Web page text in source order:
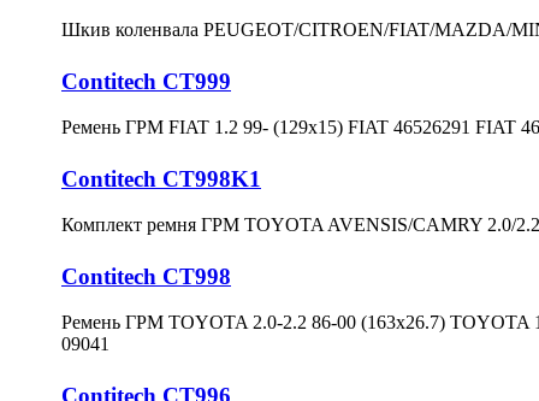
Шкив коленвала PEUGEOT/CITROEN/FIAT/MAZDA/
Contitech CT999
Ремень ГРМ FIAT 1.2 99- (129x15) FIAT 46526291 FIAT
Contitech CT998K1
Комплект ремня ГРМ TOYOTA AVENSIS/CAMRY 2.0/
Contitech CT998
Ремень ГРМ TOYOTA 2.0-2.2 86-00 (163x26.7) TOYOTA
09041
Contitech CT996